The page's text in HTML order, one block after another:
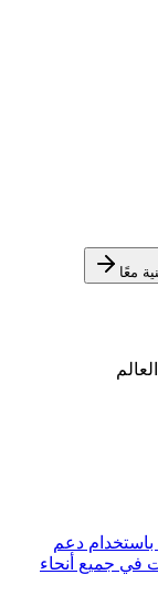
معًا
باستخدام دعم
في جميع أنحاء